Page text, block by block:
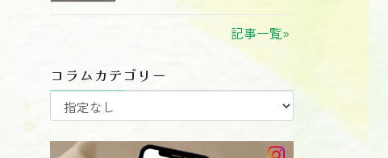
記事一覧»
コラムカテゴリー